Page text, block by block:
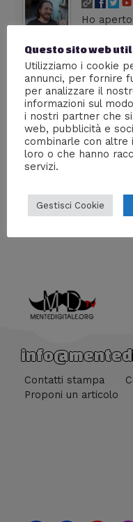
Ho
Dirigo
colleziono fumetti,
robottoni e divoro
Nerd sono autore di
pubblicati. La frase
nostro passaporto
alle persone che si
←Media
Contatti stampa
Proponi un articolo
Questo sito web
Utilizziamo i cookie
annunci, per fornire
per analizzare il
informazioni sul
i nostri partner che
web, pubblicità e
combinarle con altre
loro o che hanno
servizi.
Gestisci Cookie